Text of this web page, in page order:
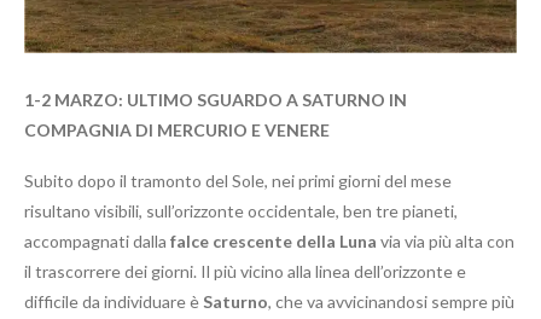
1-2 MARZO: ULTIMO SGUARDO A SATURNO IN
COMPAGNIA DI MERCURIO E VENERE
Subito dopo il tramonto del Sole, nei primi giorni del mese
risultano visibili, sull’orizzonte occidentale, ben tre pianeti,
accompagnati dalla falce crescente della Luna via via più alta con
il trascorrere dei giorni. Il più vicino alla linea dell’orizzonte e
difficile da individuare è Saturno, che va avvicinandosi sempre più